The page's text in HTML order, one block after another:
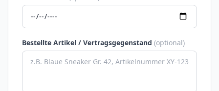
Bestellte Artikel / Vertragsgegenstand (optional)